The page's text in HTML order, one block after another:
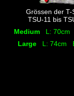
Grössen der T-
TSU-11 bis
Medium L: 70cm
Large L: 74cm